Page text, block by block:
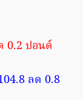
0.2 ปอนด์
ลด 0.8